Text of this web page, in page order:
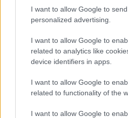
I want to allow Google to
personalized advertising.
I want to allow Google to
related to analytics like
device identifiers in apps.
I want to allow Google to
related to functionality of the
I want to allow Google to